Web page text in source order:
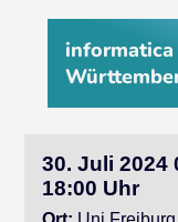
30. Juli 2024
18:00 Uhr